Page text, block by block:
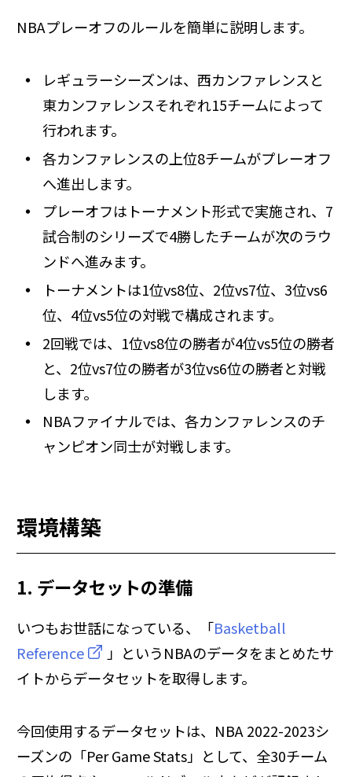
NBAプレーオフのルールを簡単に説明します。
レギュラーシーズンは、西カンファレンスと
東カンファレンスそれぞれ15チームによって
行われます。
各カンファレンスの上位8チームがプレーオフ
へ進出します。
プレーオフはトーナメント形式で実施され、7
試合制のシリーズで4勝したチームが次のラウ
ンドへ進みます。
トーナメントは1位vs8位、2位vs7位、3位vs6
位、4位vs5位の対戦で構成されます。
2回戦では、1位vs8位の勝者が4位vs5位の勝者
と、2位vs7位の勝者が3位vs6位の勝者と対戦
します。
NBAファイナルでは、各カンファレンスのチ
ャンピオン同士が対戦します。
環境構築
1. データセットの準備
いつもお世話になっている、「Basketball
Reference
」というNBAのデータをまとめたサ
イトからデータセットを取得します。
今回使用するデータセットは、NBA 2022-2023シ
ーズンの「Per Game Stats」として、全30チーム